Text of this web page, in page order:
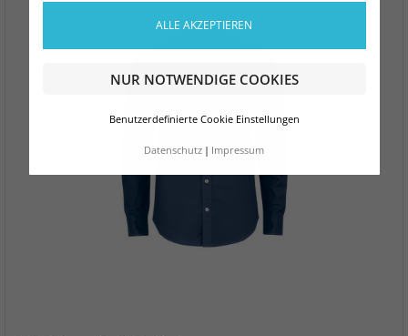
ALLE AKZEPTIEREN
NUR NOTWENDIGE COOKIES
Benutzerdefinierte Cookie Einstellungen
Datenschutz Impressum